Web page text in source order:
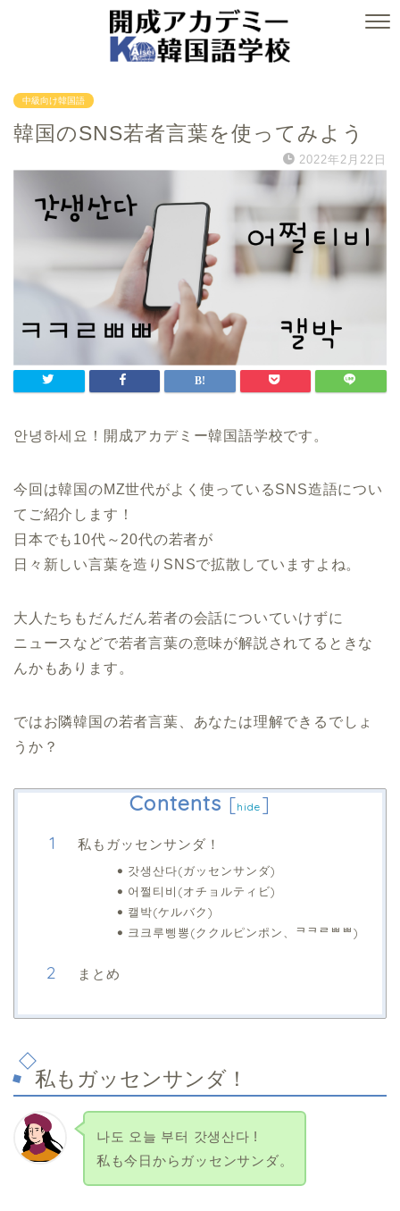
中級向け韓国語
韓国のSNS若者言葉を使ってみよう
2022年2月22日
안녕하세요！開成アカデミー韓国語学校です。
今回は韓国のMZ世代がよく使っているSNS造語につい
てご紹介します！
日本でも10代～20代の若者が
日々新しい言葉を造りSNSで拡散していますよね。
大人たちもだんだん若者の会話についていけずに
ニュースなどで若者言葉の意味が解説されてるときな
んかもあります。
ではお隣韓国の若者言葉、あなたは理解できるでしょ
うか？
Contents [hide ]
私もガッセンサンダ！
갓생산다(ガッセンサンダ)
어쩔티비(オチョルティビ)
캘박(ケルバク)
크크루삥뽕(ククルピンポン、ᄏᄏᄅᄈᄈ)
まとめ
私もガッセンサンダ！
나도 오늘 부터 갓생산다 !
私も今日からガッセンサンダ。